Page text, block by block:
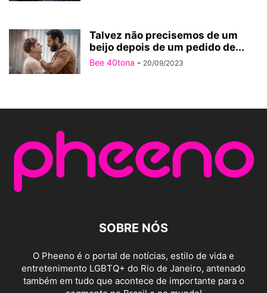
Talvez não precisemos de um
beijo depois de um pedido de...
Bee 40tona - 20/09/2023
SOBRE NÓS
O Pheeno é o portal de notícias, estilo de vida e
entretenimento LGBTQ+ do Rio de Janeiro, antenado
também em tudo que acontece de importante para o